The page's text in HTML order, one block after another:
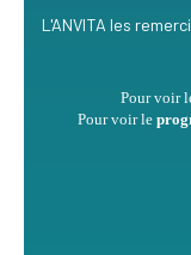
L'ANVITA les
Pour voir
Pour voir le